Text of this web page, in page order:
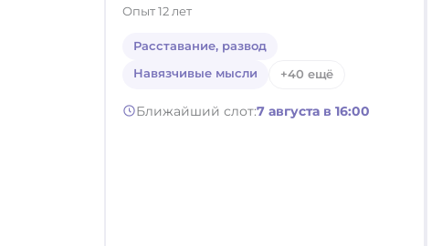
Опыт 12 лет
Расставание, развод
Навязчивые мысли
+40 ещё
Ближайший слот:7 августа в 16:00